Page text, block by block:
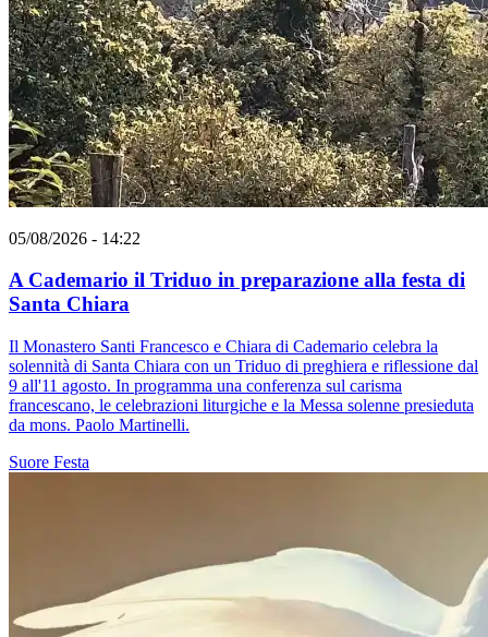
05/08/2026 - 14:22
A Cademario il Triduo in preparazione alla festa di
Santa Chiara
Il Monastero Santi Francesco e Chiara di Cademario celebra la
solennità di Santa Chiara con un Triduo di preghiera e riflessione dal
9 all'11 agosto. In programma una conferenza sul carisma
francescano, le celebrazioni liturgiche e la Messa solenne presieduta
da mons. Paolo Martinelli.
Suore Festa